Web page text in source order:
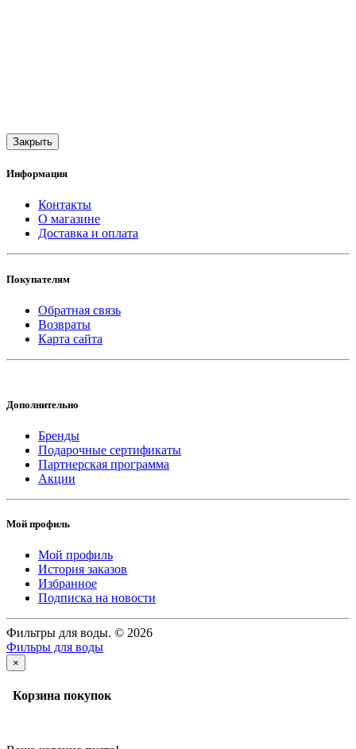
Закрыть
Информация
Контакты
О магазине
Доставка и оплата
Покупателям
Обратная связь
Возвраты
Карта сайта
Дополнительно
Бренды
Подарочные сертификаты
Партнерская программа
Акции
Мой профиль
Мой профиль
История заказов
Избранное
Подписка на новости
Фильтры для воды. © 2026
Фильры для воды
×
Корзина покупок